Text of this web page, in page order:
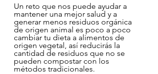
Un reto que nos puede ayudar a
mantener una mejor salud y a
generar menos residuos orgánica
de origen animal es poco a poco
cambiar tu dieta a alimentos de
origen vegetal, así reducirás la
cantidad de residuos que no se
pueden compostar con los
métodos tradicionales.